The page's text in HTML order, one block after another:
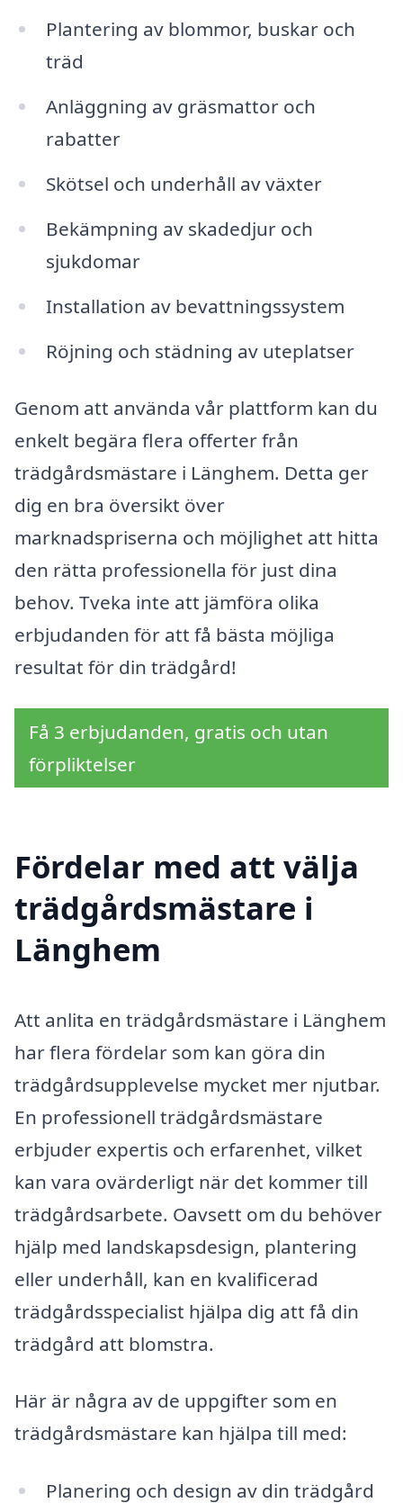
Plantering av blommor, buskar och
träd
Anläggning av gräsmattor och
rabatter
Skötsel och underhåll av växter
Bekämpning av skadedjur och
sjukdomar
Installation av bevattningssystem
Röjning och städning av uteplatser
Genom att använda vår plattform kan du
enkelt begära flera offerter från
trädgårdsmästare i Länghem. Detta ger
dig en bra översikt över
marknadspriserna och möjlighet att hitta
den rätta professionella för just dina
behov. Tveka inte att jämföra olika
erbjudanden för att få bästa möjliga
resultat för din trädgård!
Få 3 erbjudanden, gratis och utan
förpliktelser
Fördelar med att välja
trädgårdsmästare i
Länghem
Att anlita en trädgårdsmästare i Länghem
har flera fördelar som kan göra din
trädgårdsupplevelse mycket mer njutbar.
En professionell trädgårdsmästare
erbjuder expertis och erfarenhet, vilket
kan vara ovärderligt när det kommer till
trädgårdsarbete. Oavsett om du behöver
hjälp med landskapsdesign, plantering
eller underhåll, kan en kvalificerad
trädgårdsspecialist hjälpa dig att få din
trädgård att blomstra.
Här är några av de uppgifter som en
trädgårdsmästare kan hjälpa till med:
Planering och design av din trädgård